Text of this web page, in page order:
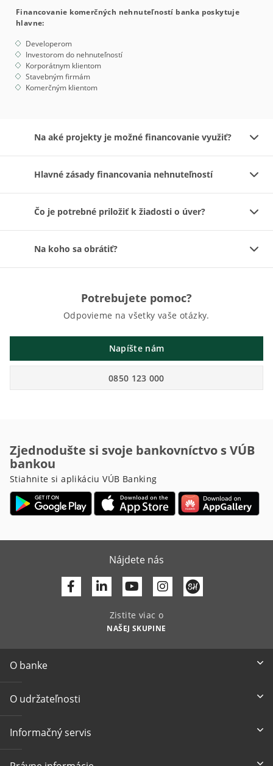
Financovanie komerčných nehnuteľností banka poskytuje
hlavne:
Developerom
Investorom do nehnuteľností
Korporátnym klientom
Stavebným firmám
Komerčným klientom
Na aké projekty je možné financovanie využiť?
Hlavné zásady financovania nehnuteľností
Čo je potrebné priložiť k žiadosti o úver?
Na koho sa obrátiť?
Potrebujete pomoc?
Odpovieme na všetky vaše otázky.
Napíšte nám
0850 123 000
Zjednodušte si svoje bankovníctvo s VÚB
bankou
Stiahnite si aplikáciu VÚB Banking
Nájdete nás
Facebook
LinkedinYoutube
Zistite viac o
NAŠEJ SKUPINE
O banke
O udržateľnosti
Informačný servis